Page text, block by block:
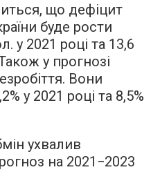
що дефіцит
буде рости
у 2021 році та 13,6
у прогнозі
Вони
у 2021 році та 8,5%
ухвалив
на 2021−2023